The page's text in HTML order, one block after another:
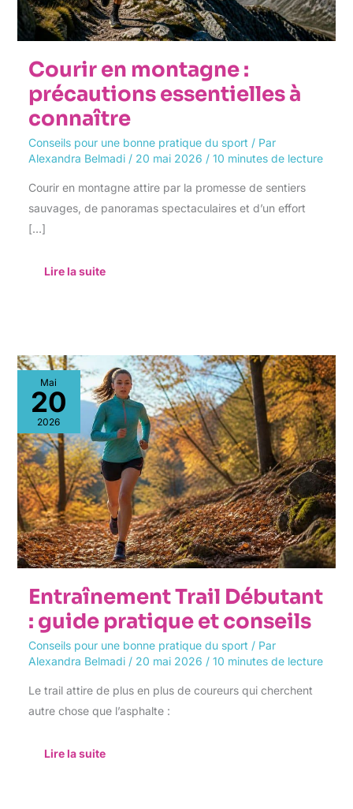
Courir en montagne :
précautions essentielles à
connaître
Conseils pour une bonne pratique du sport / Par
Alexandra Belmadi / 20 mai 2026 / 10 minutes de lecture
Courir en montagne attire par la promesse de sentiers
sauvages, de panoramas spectaculaires et d’un effort
[…]
Lire la suite
Mai
20
2026
Entraînement Trail Débutant
: guide pratique et conseils
Conseils pour une bonne pratique du sport / Par
Alexandra Belmadi / 20 mai 2026 / 10 minutes de lecture
Le trail attire de plus en plus de coureurs qui cherchent
autre chose que l’asphalte :
Entraînement
Trail
Débutant
:
guide
pratique
et
conseils
Lire la suite